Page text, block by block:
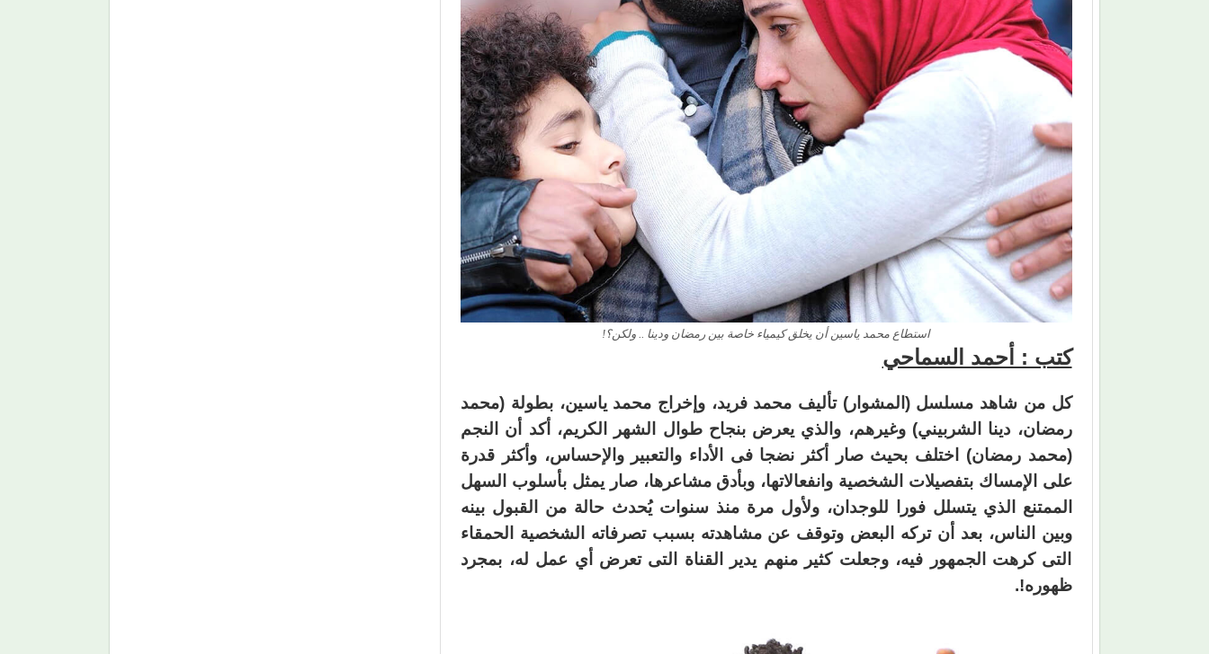
استطاع محمد ياسين أن يخلق كيمياء خاصة بين رمضان ودينا .. ولكن؟!
كتب : أحمد السماحي
كل من شاهد مسلسل (المشوار) تأليف محمد فريد، وإخراج محمد ياسين، بطولة (محمد
رمضان، دينا الشربيني) وغيرهم، والذي يعرض بنجاح طوال الشهر الكريم، أكد أن النجم
(محمد رمضان) اختلف بحيث صار أكثر نضجا فى الأداء والتعبير والإحساس، وأكثر قدرة
على الإمساك بتفصيلات الشخصية وانفعالاتها، وبأدق مشاعرها، صار يمثل بأسلوب السهل
الممتنع الذي يتسلل فورا للوجدان، ولأول مرة منذ سنوات يُحدث حالة من القبول بينه
وبين الناس، بعد أن تركه البعض وتوقف عن مشاهدته بسبب تصرفاته الشخصية الحمقاء
التى كرهت الجمهور فيه، وجعلت كثير منهم يدير القناة التى تعرض أي عمل له، بمجرد
ظهوره!.